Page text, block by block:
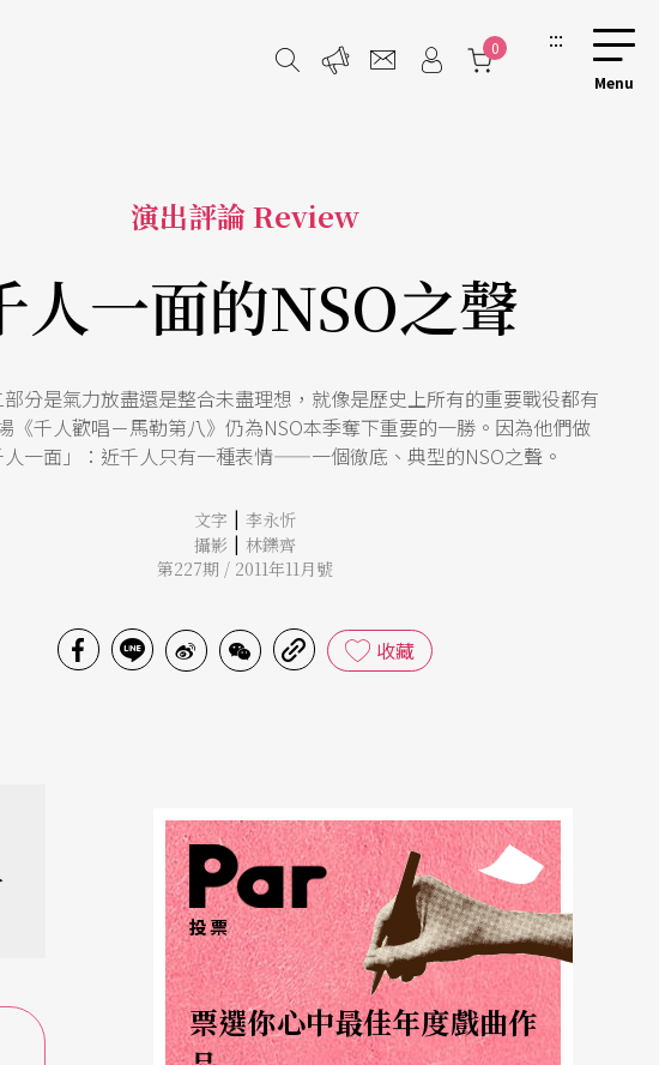
0 :::
演出評論 Review
人一面的NSO之聲
分是氣力放盡還是整合未盡理想，就像是歷史上所有的重要戰役都有
《千人歡唱－馬勒第八》仍為NSO本季奪下重要的一勝。因為他們做
人一面」：近千人只有一種表情——一個徹底、典型的NSO之聲。
文字 | 李永忻
攝影 | 林鑠齊
第227期 / 2011年11月號
收藏
投票
票選你心中最佳年度戲曲作